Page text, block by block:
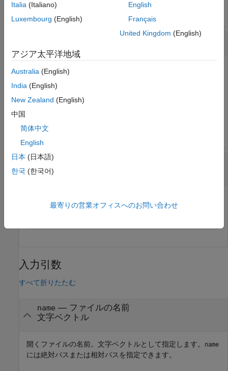
システムの Web ブラウザーでファイルを開く
ファイル
現在のフォルダーを Windows エクスプローラー
ツールで開く
入力引数
すべて折りたたむ
name — ファイルの名前
文字ベクトル
開くファイルの名前。文字ベクトルとして指定します。 name
には絶対パスまたは相対パスを指定できます。
Italia (Italiano)
Luxembourg (English)
English
Français
United Kingdom (English)
アジア太平洋地域
Australia (English)
India (English)
New Zealand (English)
中国
简体中文
English
日本 (日本語)
한국 (한국어)
最寄りの営業オフィスへのお問い合わせ